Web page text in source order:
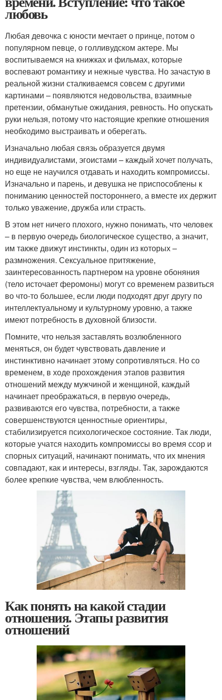
любовь
Любая девочка с юности мечтает о принце, потом о
популярном певце, о голливудском актере. Мы
воспитываемся на книжках и фильмах, которые
воспевают романтику и нежные чувства. Но зачастую в
реальной жизни сталкиваемся совсем с другими
картинами – появляются недовольства, взаимные
претензии, обманутые ожидания, ревность. Но опускать
руки нельзя, потому что настоящие крепкие отношения
необходимо выстраивать и оберегать.
Изначально любая связь образуется двумя
индивидуалистами, эгоистами – каждый хочет получать,
но еще не научился отдавать и находить компромиссы.
Изначально и парень, и девушка не приспособлены к
пониманию ценностей постороннего, а вместе их держит
только уважение, дружба или страсть.
В этом нет ничего плохого, нужно понимать, что человек
– в первую очередь биологическое существо, а значит,
им также движут инстинкты, один из которых –
размножения. Сексуальное притяжение,
заинтересованность партнером на уровне обоняния
(тело источает феромоны) могут со временем развиться
во что-то большее, если люди подходят друг другу по
интеллектуальному и культурному уровню, а также
имеют потребность в духовной близости.
Помните, что нельзя заставлять возлюбленного
меняться, он будет чувствовать давление и
инстинктивно начинает этому сопротивляться. Но со
временем, в ходе прохождения этапов развития
отношений между мужчиной и женщиной, каждый
начинает преображаться, в первую очередь,
развиваются его чувства, потребности, а также
совершенствуются ценностные ориентиры,
стабилизируется психологическое состояние. Так люди,
которые учатся находить компромиссы во время ссор и
спорных ситуаций, начинают понимать, что их мнения
совпадают, как и интересы, взгляды. Так, зарождаются
более крепкие чувства, чем влюбленность.
Как понять на какой стадии
отношения. Этапы развития
отношений